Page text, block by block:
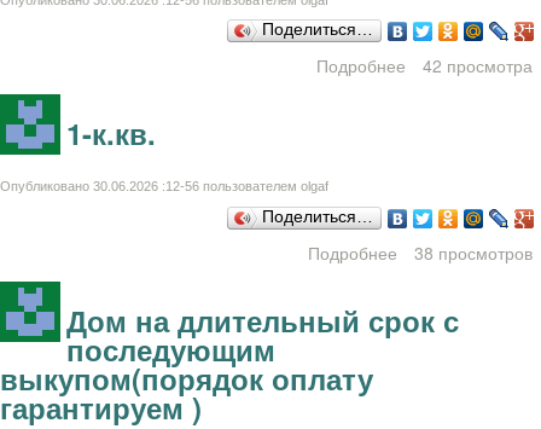
Поделиться…
Подробнее
о Резина,
42 просмотра
1-к.кв.
Опубликовано 30.06.2026 :12-56 пользователем olgaf
Поделиться…
Подробнее о 1-к.кв.
38 просмотров
Дом на длительный срок с
последующим
выкупом(порядок оплату
гарантируем )